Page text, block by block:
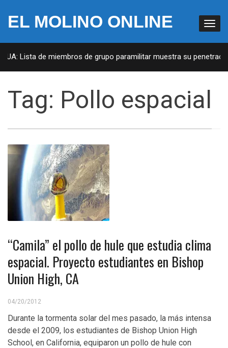
EL MOLINO ONLINE
Lista de miembros de grupo paramilitar muestra su
Tag: Pollo espacial
“Camila” el pollo de hule que estudia clima
espacial. Proyecto estudiantes en Bishop
Union High, CA
04/20/2012
Durante la tormenta solar del mes pasado, la más intensa
desde el 2009, los estudiantes de Bishop Union High
School, en California, equiparon un pollo de hule con